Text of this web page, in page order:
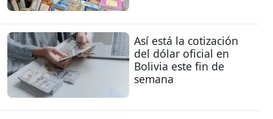
Así está la cotización
del dólar oficial en
Bolivia este fin de
semana